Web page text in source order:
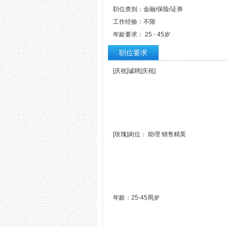
职位类别：金融/保险/证券
工作经验：不限
年龄要求： 25 - 45岁
职位要求
[庆祝]诚聘[庆祝]
[玫瑰]岗位： 助理 销售精英
年龄：25-45周岁